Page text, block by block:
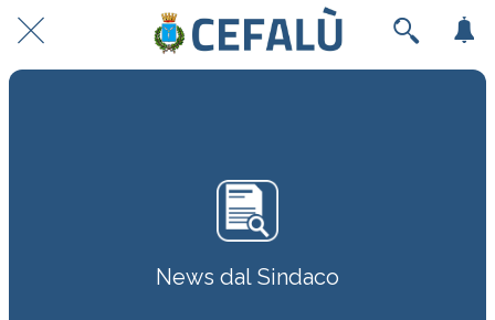
News dal Sindaco